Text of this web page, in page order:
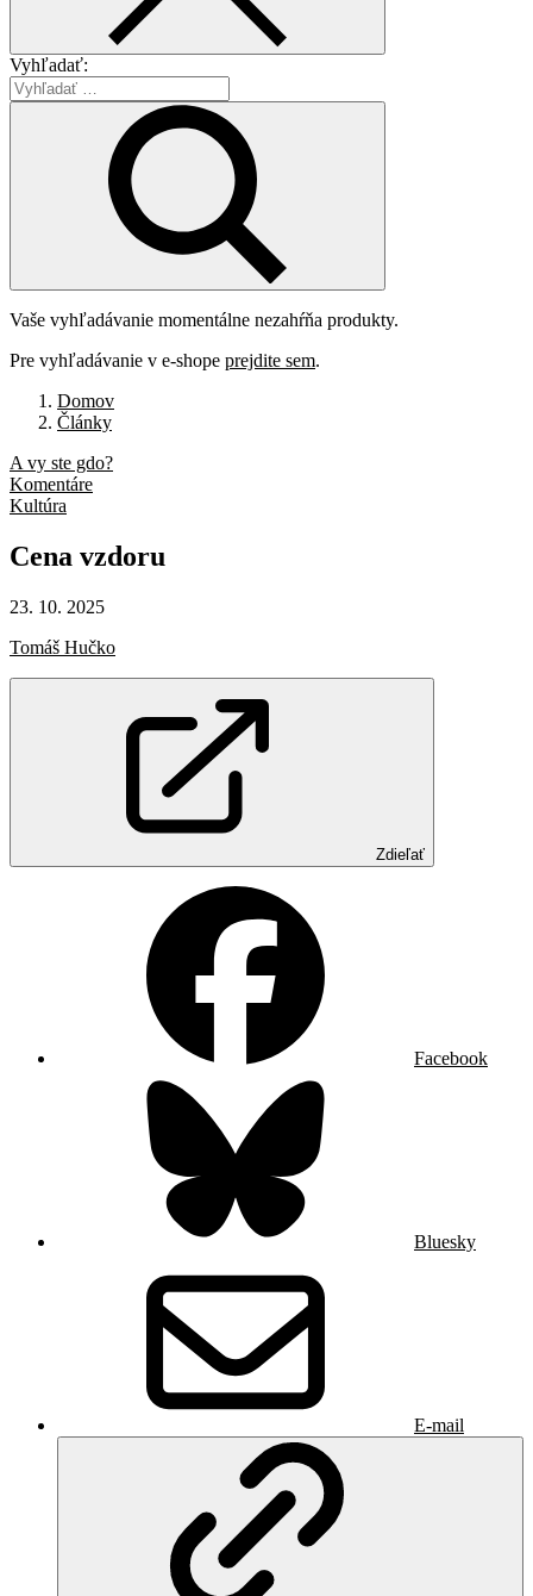
Vyhľadať:
Vaše vyhľadávanie momentálne nezahŕňa produkty.
Pre vyhľadávanie v e-shope prejdite sem.
Domov
Články
A vy ste gdo?
Komentáre
Kultúra
Cena vzdoru
23. 10. 2025
Tomáš Hučko
Zdieľať
Facebook
Bluesky
E-mail